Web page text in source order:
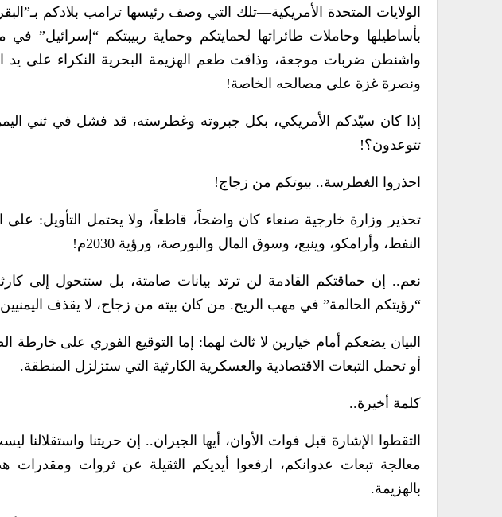
الولايات المتحدة الأمريكية—تلك التي وصف رئيسها ترامب بلادكم
بأساطيلها وحاملات طائراتها لحمايتكم وحماية ربيبتكم “إسرائيل”
واشنطن ضربات موجعة، وذاقت طعم الهزيمة البحرية النكراء على
ونصرة غزة على مصالحه الخاصة!
إذا كان سيّدكم الأمريكي، بكل جبروته وغطرسته، قد فشل في ثني
تتوعدون؟!
احذروا الغطرسة.. بيوتكم من زجاج!
تحذير وزارة خارجية صنعاء كان واضحاً، قاطعاً، ولا يحتمل التأويل:
النفط، وأرامكو، وينبع، وسوق المال والبورصة، ورؤية 2030م!
نعم.. إن حماقتكم القادمة لن ترتد بيانات صامتة، بل ستتحول إلى
“رؤيتكم الحالمة” في مهب الريح. من كان بيته من زجاج، لا يقذف
البيان يضعكم أمام خيارين لا ثالث لهما: إما التوقيع الفوري على
أو تحمل التبعات الاقتصادية والعسكرية الكارثية التي ستزلزل المنطقة.
كلمة أخيرة..
التقطوا الإشارة قبل فوات الأوان، أيها الجيران.. إن حريتنا
معالجة تبعات عدوانكم، ارفعوا أيديكم الثقيلة عن ثروات ومقدرات
بالهزيمة.